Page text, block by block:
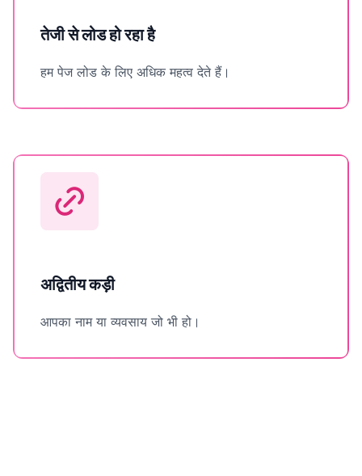
तेजी से लोड हो रहा है
हम पेज लोड के लिए अधिक महत्व देते हैं।
अद्वितीय कड़ी
आपका नाम या व्यवसाय जो भी हो।